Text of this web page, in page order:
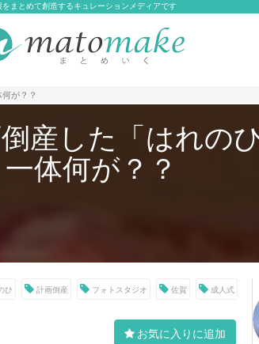
をまとめて創造するキュレーションメディアです
が？？
産した「はれの
体何が？？
ひ 計画倒産 フォトスタジオ 佐賀 成人式
お気に入りに追加